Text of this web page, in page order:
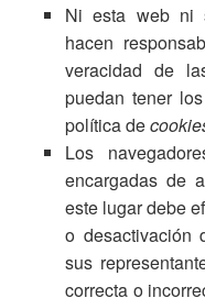
Ni esta web ni
hacen
veracidad de
puedan tener
política de
Los
encargadas de
este lugar debe
o desactivación
sus
correcta o